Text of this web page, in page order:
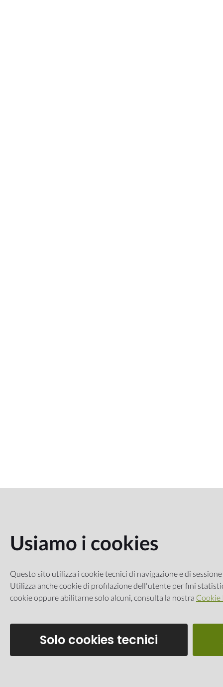
Usiamo i cookies
Questo sito utilizza i cookie tecnici di navigazione e di
Utilizza anche cookie di profilazione dell'utente per fini
cookie oppure abilitarne solo alcuni, consulta la nostra Cookie
Solo cookies tecnici